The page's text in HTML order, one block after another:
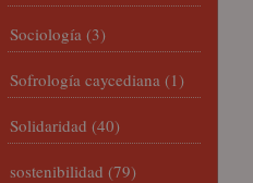
Sociología (3)
Sofrología caycediana (1)
Solidaridad (40)
sostenibilidad (79)